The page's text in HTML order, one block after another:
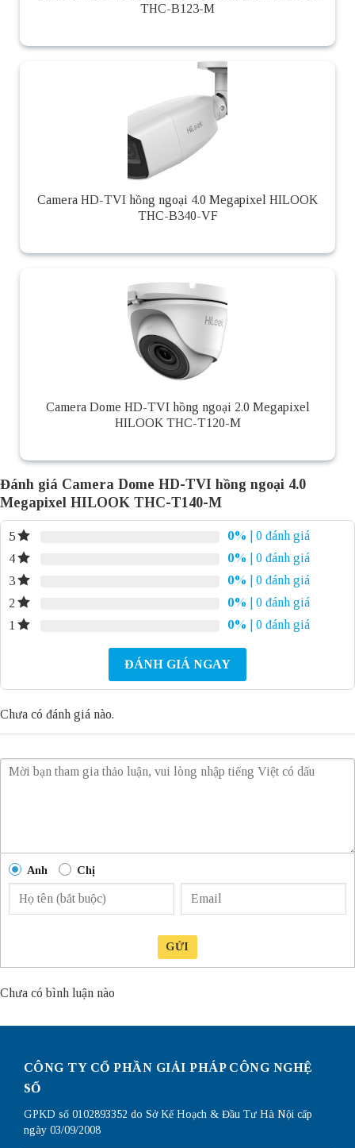
THC-B123-M
Camera HD-TVI hồng ngoại 4.0 Megapixel HILOOK
THC-B340-VF
Camera Dome HD-TVI hồng ngoại 2.0 Megapixel
HILOOK THC-T120-M
Đánh giá Camera Dome HD-TVI hồng ngoại 4.0
Megapixel HILOOK THC-T140-M
5 0%
| 0 đánh giá
4
0%
| 0 đánh giá
3
0%
| 0 đánh giá
2
0%
| 0 đánh giá
1
0% | 0 đánh giá
ĐÁNH GIÁ NGAY
Chưa có đánh giá nào.
Anh Chị
GỬI
Chưa có bình luận nào
CÔNG TY CỔ PHẦN GIẢI PHÁP CÔNG NGHỆ
SỐ
GPKD số 0102893352 do Sở Kế Hoạch & Đầu Tư Hà Nội cấp
ngày 03/09/2008